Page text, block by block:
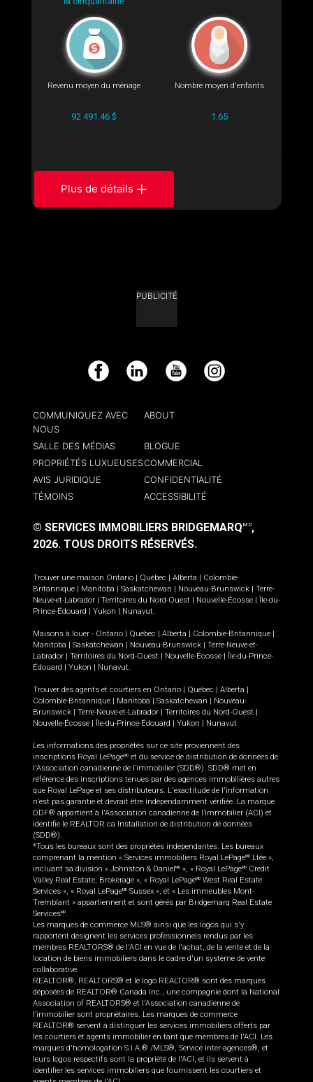
Revenu moyen du ménage
92 491.46 $
Nombre moyen d'enfants
1.65
Plus de détails
PUBLICITÉ
Facebook LinkedIn YouTube Instagram
COMMUNIQUEZ AVEC
NOUS
ABOUT
SALLE DES MÉDIAS
BLOGUE
PROPRIÉTÉS LUXUEUSESCOMMERCIAL
AVIS JURIDIQUE
CONFIDENTIALITÉ
TÉMOINS
ACCESSIBILITÉ
© SERVICES IMMOBILIERS BRIDGEMARQ MD,
2026. TOUS DROITS RÉSERVÉS.
Trouver une maison Ontario Québec Alberta
Colombie-
Britannique
Manitoba Saskatchewan Nouveau-Brunswick
Terre-
Neuve-et-Labrador
Territoires du Nord-Ouest Nouvelle-Écosse
Île-du-
Prince-Édouard
Yukon Nunavut.
Maisons à louer - Ontario Québec Alberta Colombie-Britannique
Manitoba
Saskatchewan Nouveau-Brunswick
Terre-Neuve-et-
Labrador
Territoires du Nord-Ouest Nouvelle-Écosse
Île-du-Prince-
Édouard
Yukon Nunavut.
Trouver des agents et courtiers en Ontario Québec Alberta
Colombie-Britannique
Manitoba Saskatchewan
Nouveau-
Brunswick
Terre-Neuve-et-Labrador Territoires du Nord-Ouest
Nouvelle-Écosse
Île-du-Prince-Édouard Yukon Nunavut
Les informations des propriétés sur ce site proviennent des
inscriptions Royal LePageMD et du service de distribution de données de
l'Association canadienne de l’immobilier (SDD®). SDD® met en
référence des inscriptions tenues par des agences immobilières autres
que Royal LePage et ses distributeurs. L'exactitude de l'information
n'est pas garantie et devrait être indépendamment vérifiée. La marque
DDF® appartient à l'Association canadienne de l’immobilier (ACI) et
identifie le REALTOR.ca Installation de distribution de données
(SDD®).
*Tous les bureaux sont des propriétés indépendantes. Les bureaux
comprenant la mention « Services immobiliers Royal LePageMD
Ltée »,
incluant sa division « Johnston & Daniel MD », « Royal LePageMD
Credit
Valley Real Estate, Brokerage », « Royal LePageMD West Real Estate
Services », « Royal LePageMD Sussex », et « Les immeubles Mont-
Tremblant » appartiennent et sont gérés par Bridgemarq Real Estate
ServicesMD.
Les marques de commerce MLS® ainsi que les logos qui s'y
rapportent désignent les services professionnels rendus par les
membres REALTORS® de l'ACI en vue de l'achat, de la vente et de la
location de biens immobiliers dans le cadre d'un système de vente
collaborative.
REALTOR®, REALTORS® et le logo REALTOR® sont des marques
déposées de REALTOR® Canada Inc., une compagnie dont la National
Association of REALTORS® et l'Association canadienne de
l’immobilier sont propriétaires. Les marques de commerce
REALTOR® servent à distinguer les services immobiliers offerts par
les courtiers et agents immobilier en tant que membres de l'ACI. Les
marques d'homologation S.I.A.® /MLS®, Service inter-agences®, et
leurs logos respectifs sont la propriété de l'ACI, et ils servent à
identifier les services immobiliers que fournissent les courtiers et